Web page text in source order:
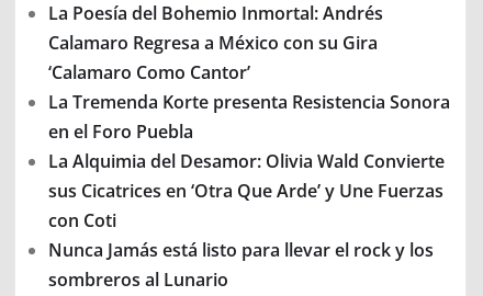
La Poesía del Bohemio Inmortal: Andrés
Calamaro Regresa a México con su Gira
‘Calamaro Como Cantor’
La Tremenda Korte presenta Resistencia Sonora
en el Foro Puebla
La Alquimia del Desamor: Olivia Wald Convierte
sus Cicatrices en ‘Otra Que Arde’ y Une Fuerzas
con Coti
Nunca Jamás está listo para llevar el rock y los
sombreros al Lunario